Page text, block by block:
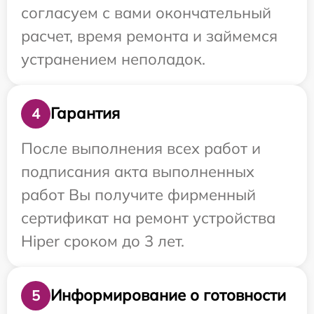
согласуем с вами окончательный
расчет, время ремонта и займемся
устранением неполадок.
4
Гарантия
После выполнения всех работ и
подписания акта выполненных
работ Вы получите фирменный
сертификат на ремонт устройства
Hiper сроком до 3 лет.
5
Информирование о готовности